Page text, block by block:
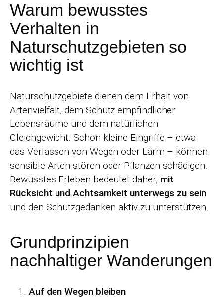
Warum bewusstes
Verhalten in
Naturschutzgebieten so
wichtig ist
Naturschutzgebiete dienen dem Erhalt von
Artenvielfalt, dem Schutz empfindlicher
Lebensräume und dem natürlichen
Gleichgewicht. Schon kleine Eingriffe – etwa
das Verlassen von Wegen oder Lärm – können
sensible Arten stören oder Pflanzen schädigen.
Bewusstes Erleben bedeutet daher, mit
Rücksicht und Achtsamkeit unterwegs zu sein
und den Schutzgedanken aktiv zu unterstützen.
Grundprinzipien
nachhaltiger Wanderungen
Auf den Wegen bleiben